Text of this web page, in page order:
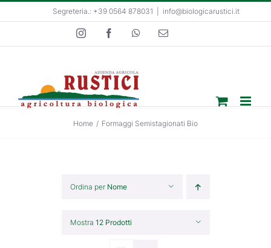
al
Segreteria.: +39 0564 878031 info@biologicarustici.it
InstagramFacebookWhatsApp
Email
Home / Formaggi Semistagionati Bio
Ordina per Nome
Mostra 12 Prodotti